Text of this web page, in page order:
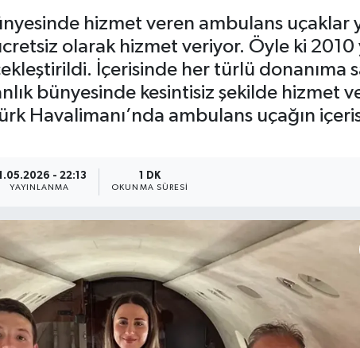
hizmet veren ambulans uçaklar
olarak hizmet veriyor. Öyle ki 2010
İçerisinde her türlü donanıma
bünyesinde kesintisiz şekilde hizmet
Havalimanı’nda ambulans uçağın
- 22:13
YAYINLANMA
1 DK
OKUNMA SÜRESI